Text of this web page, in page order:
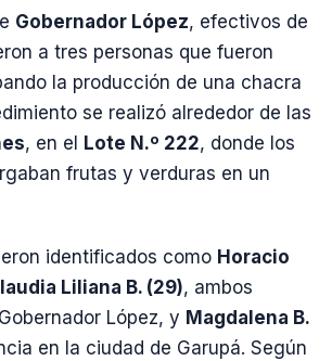
Gobernador López, efectivos de
a tres personas que fueron
la producción de una chacra
se realizó alrededor de las
, en el Lote N.º 222, donde los
frutas y verduras en un
identificados como Horacio
Liliana B. (29), ambos
López, y Magdalena B.
en la ciudad de Garupá. Según